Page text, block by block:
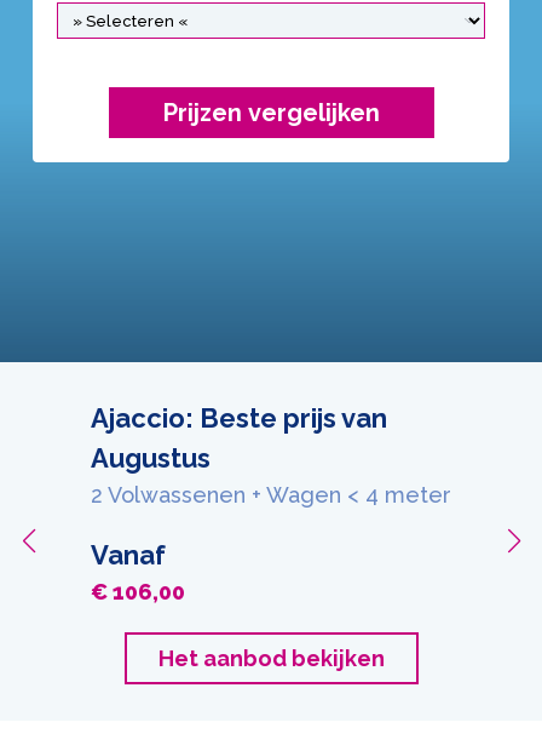
Prijzen vergelijken
Ajaccio: Beste prijs van
Augustus
2 Volwassenen + Wagen < 4 meter
Vanaf
€ 106,00
Het aanbod bekijken